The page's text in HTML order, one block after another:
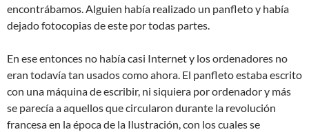
encontrábamos. Alguien había realizado un panfleto y había
dejado fotocopias de este por todas partes.
En ese entonces no había casi Internet y los ordenadores no
eran todavía tan usados como ahora. El panfleto estaba escrito
con una máquina de escribir, ni siquiera por ordenador y más
se parecía a aquellos que circularon durante la revolución
francesa en la época de la Ilustración, con los cuales se